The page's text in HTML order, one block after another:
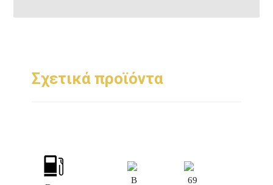
Σχετικά προϊόντα
B 69